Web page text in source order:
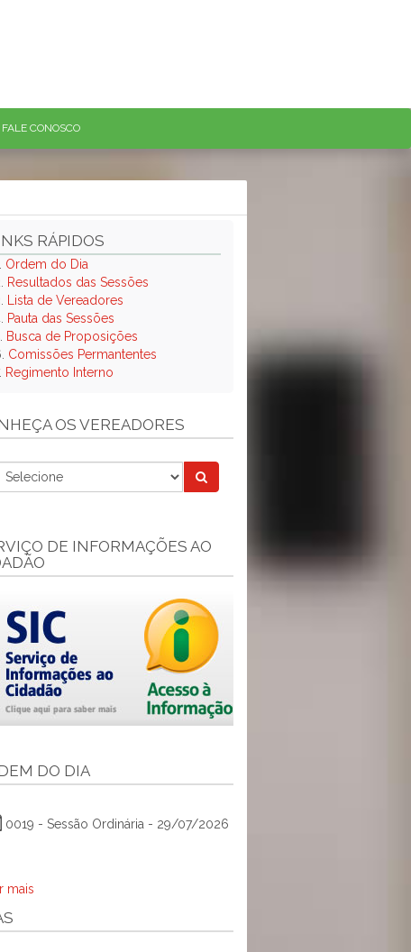
FALE CONOSCO
RÁPIDOS
Ordem do Dia
Resultados das Sessões
Lista de Vereadores
Pauta das Sessões
Busca de Proposições
Comissões Permantentes
Regimento Interno
OS VEREADORES
DE INFORMAÇÕES AO
DO DIA
0019 - Sessão Ordinária - 29/07/2026
mais